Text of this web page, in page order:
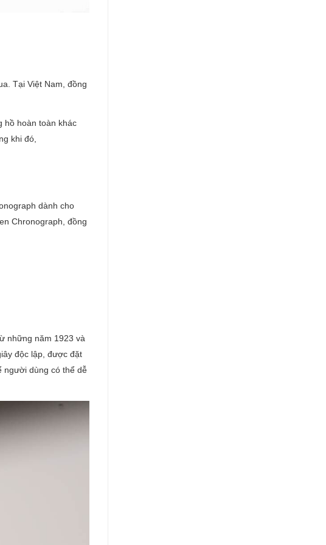
Tại Việt Nam, đồng
hồ hoàn toàn khác
khi đó,
dành cho
Chronograph, đồng
những năm 1923 và
độc lập, được đặt
người dùng có thể dễ